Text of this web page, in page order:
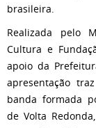
brasileira.
Realizada pelo
Cultura e
apoio da
apresentação
banda formada
de Volta